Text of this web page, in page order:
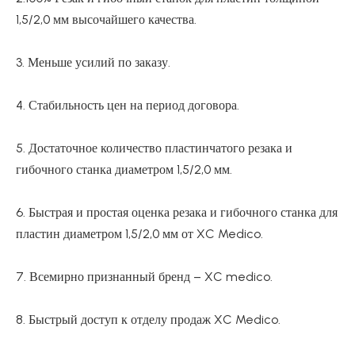
1,5/2,0 мм высочайшего качества.
3. Меньше усилий по заказу.
4. Стабильность цен на период договора.
5. Достаточное количество пластинчатого резака и
гибочного станка диаметром 1,5/2,0 мм.
6. Быстрая и простая оценка резака и гибочного станка для
пластин диаметром 1,5/2,0 мм от XC Medico.
7. Всемирно признанный бренд – XC medico.
8. Быстрый доступ к отделу продаж XC Medico.